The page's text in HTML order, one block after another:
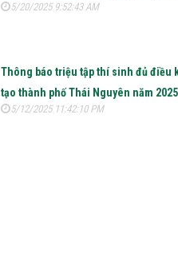
5/20/2025 9:52:43 AM
Thông báo triệu tập thí sinh đủ điều
tạo thành phố Thái Nguyên năm 2025
5/12/2025 11:42:10 PM